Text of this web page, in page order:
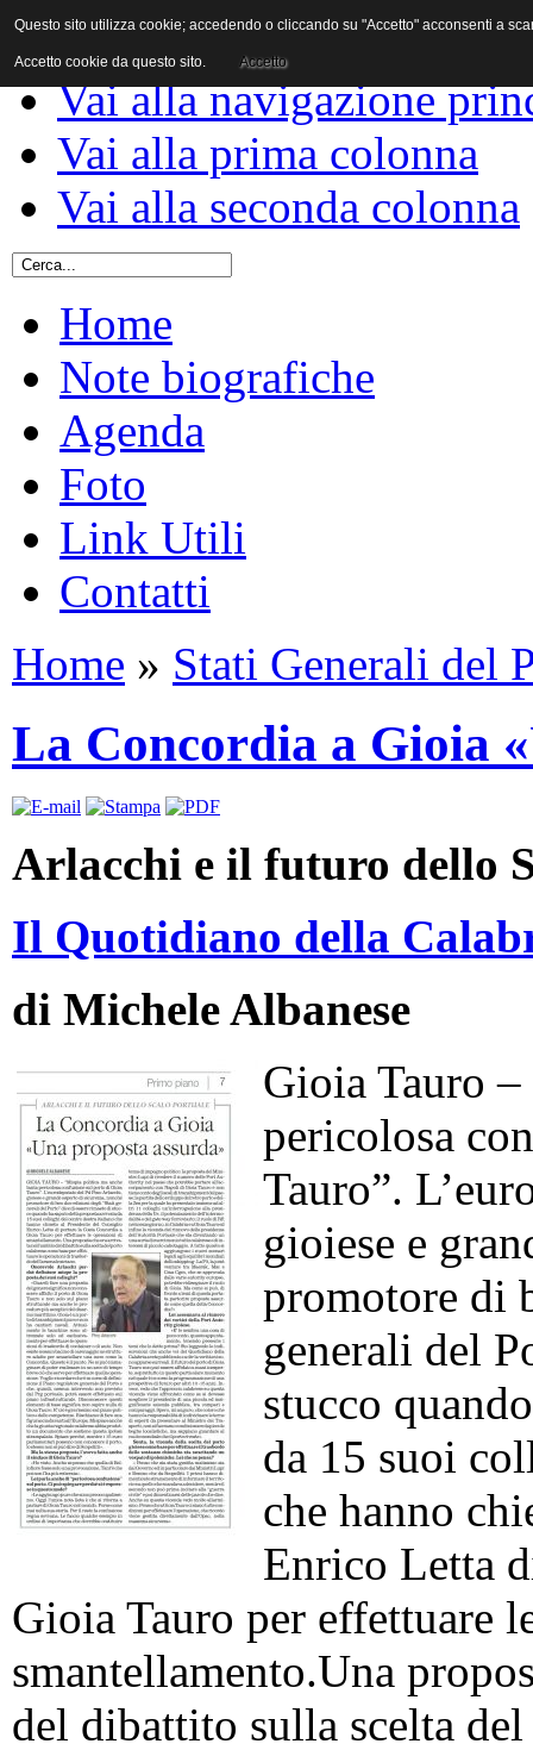
Vai al contenuto
Vai alla navigazione
Vai alla prima colonna
Vai alla seconda colonna
Home
Note biografiche
Agenda
Foto
Link Utili
Contatti
Home » Stati Generali del
La Concordia a Gioia
Arlacchi e il futuro dello
Il Quotidiano della
di Michele Albanese
Gioia Tauro
pericolosa
Tauro”.
gioiese e
promotore di
generali del
stucco
da 15 suoi
che hanno
Enrico Letta
Gioia Tauro per effettuare
smantellamento.Una
del dibattito sulla scelta del
Questo sito utilizza cookie; accedendo o cliccando su "Accetto" acconsenti a
Accetto cookie da questo sito. Accetto